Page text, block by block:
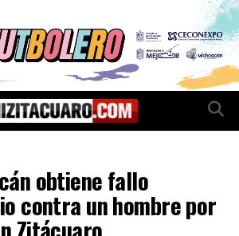
obtiene fallo
contra un hombre por